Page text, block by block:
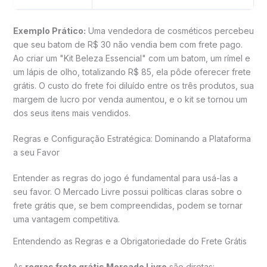
Exemplo Prático: Uma vendedora de cosméticos percebeu
que seu batom de R$ 30 não vendia bem com frete pago.
Ao criar um "Kit Beleza Essencial" com um batom, um rímel e
um lápis de olho, totalizando R$ 85, ela pôde oferecer frete
grátis. O custo do frete foi diluído entre os três produtos, sua
margem de lucro por venda aumentou, e o kit se tornou um
dos seus itens mais vendidos.
Regras e Configuração Estratégica: Dominando a Plataforma
a seu Favor
Entender as regras do jogo é fundamental para usá-las a
seu favor. O Mercado Livre possui políticas claras sobre o
frete grátis que, se bem compreendidas, podem se tornar
uma vantagem competitiva.
Entendendo as Regras e a Obrigatoriedade do Frete Grátis